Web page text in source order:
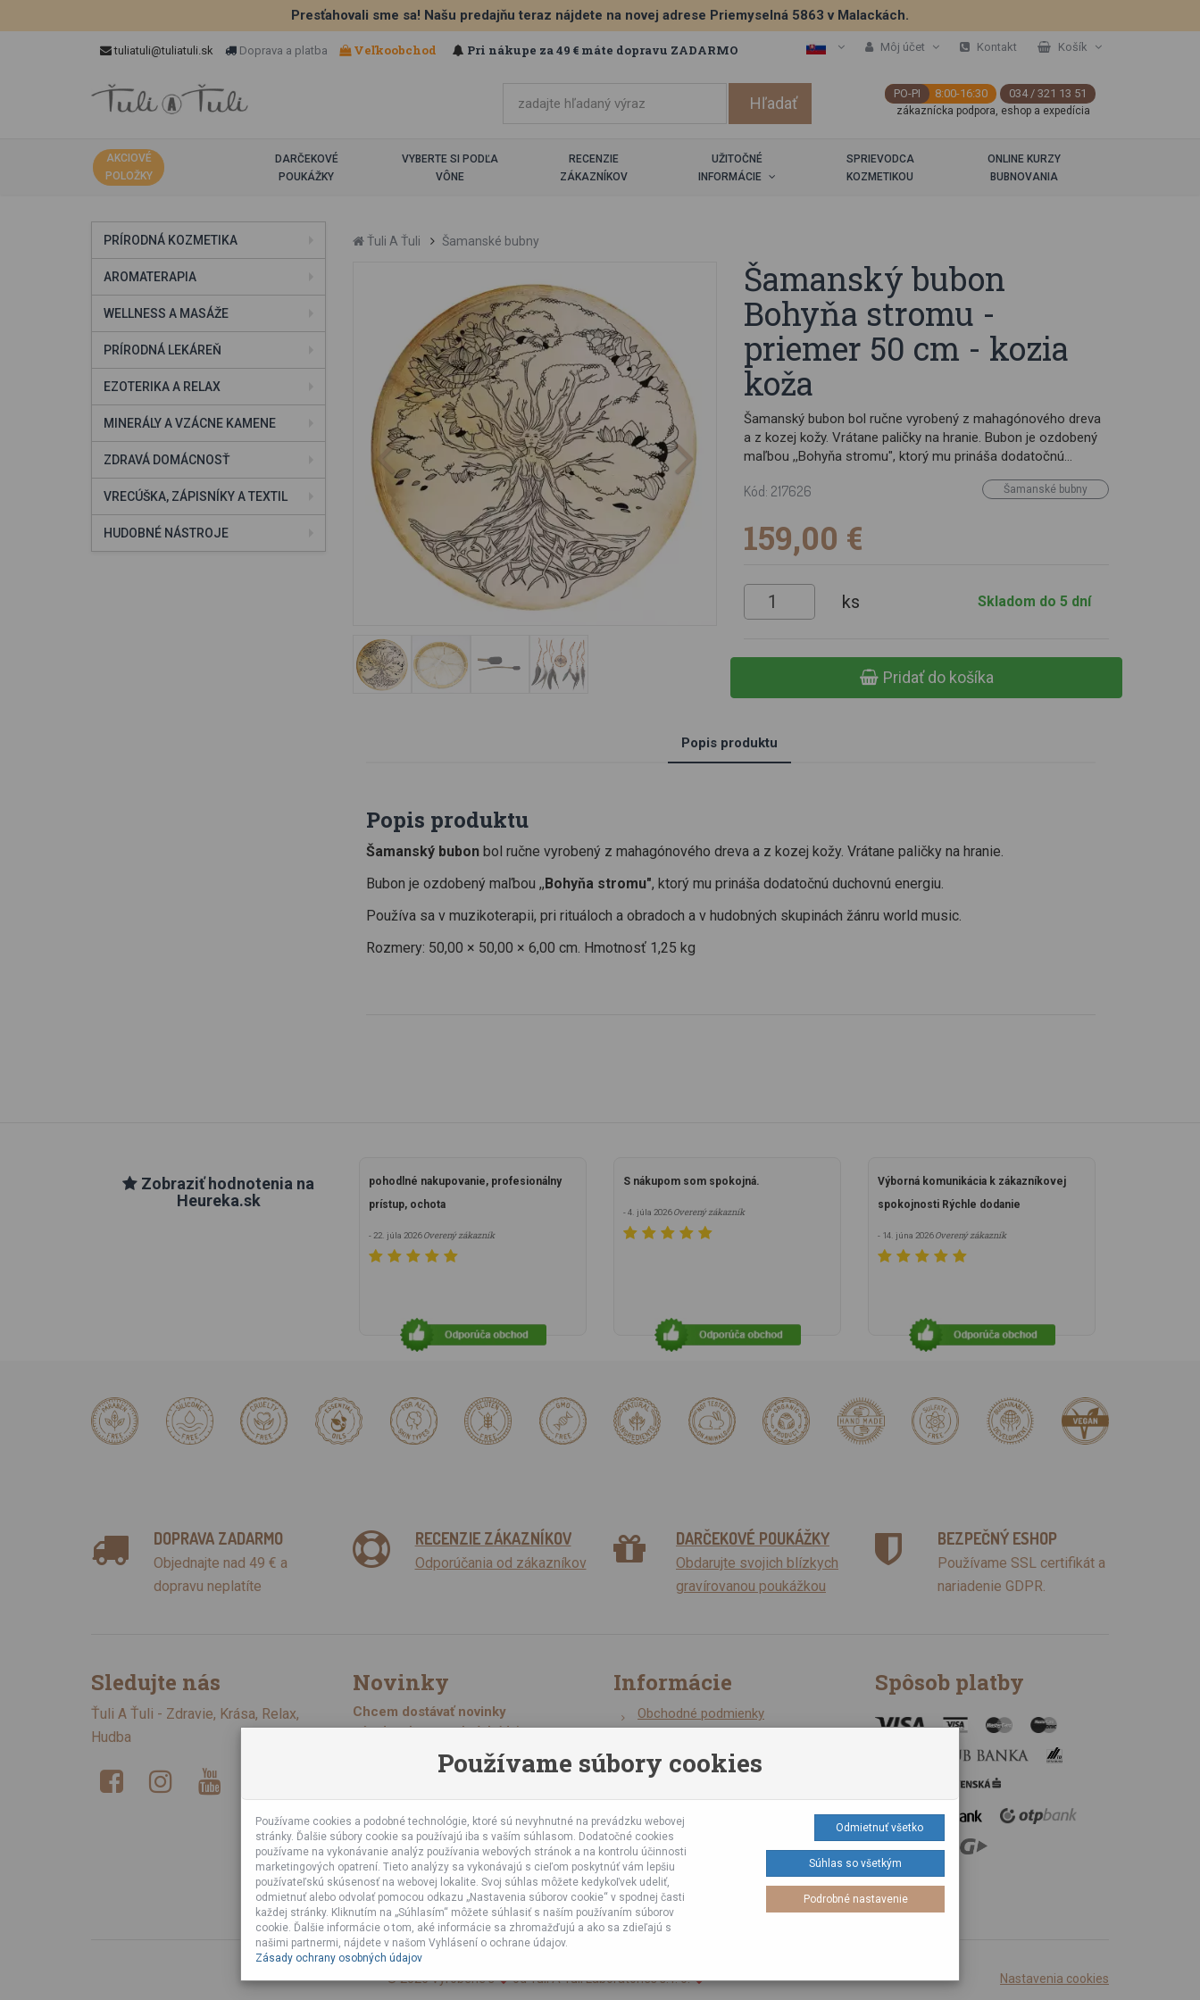
Presťahovali sme sa! Našu predajňu teraz nájdete na novej adrese Priemyselná 5863 v Malackách.
tuliatuli@tuliatuli.sk Doprava a platba Veľkoobchod Pri nákupe za 49 € máte dopravu ZADARMO Môj účet Kontakt Košík
PO-PI 8:00-16:30 034 / 321 13 51
zákaznícka podpora, eshop a expedícia
AKCIOVÉ
POLOŽKY
DARČEKOVÉ
POUKÁŽKY
VYBERTE SI PODĽA
VÔNE
RECENZIE
ZÁKAZNÍKOV
UŽITOČNÉ
INFORMÁCIE
SPRIEVODCA
KOZMETIKOU
ONLINE KURZY
BUBNOVANIA
PRÍRODNÁ KOZMETIKA
AROMATERAPIA
WELLNESS A MASÁŽE
PRÍRODNÁ LEKÁREŇ
EZOTERIKA A RELAX
MINERÁLY A VZÁCNE KAMENE
ZDRAVÁ DOMÁCNOSŤ
VRECÚŠKA, ZÁPISNÍKY A TEXTIL
HUDOBNÉ NÁSTROJE
Ťuli A Ťuli Šamanské bubny
Šamanský bubon
Bohyňa stromu -
priemer 50 cm - kozia
koža
Šamanský bubon bol ručne vyrobený z mahagónového dreva
a z kozej kožy. Vrátane paličky na hranie. Bubon je ozdobený
maľbou ,,Bohyňa stromu", ktorý mu prináša dodatočnú
obradoch a v hudobných skupinách žánru world music.
Kód: 217626 Šamanské bubny
159,00 €
ks Skladom do 5 dní
Pridať do košíka
Popis produktu
Popis produktu
Šamanský bubonbol ručne vyrobený z mahagónového dreva a z kozej kožy. Vrátane paličky na hranie.
Bubon je ozdobený maľbou ,,Bohyňa stromu", ktorý mu prináša dodatočnú duchovnú energiu.
Používa sa v muzikoterapii, pri rituáloch a obradoch a v hudobných skupinách žánru world music.
Rozmery: 50,00 × 50,00 × 6,00 cm. Hmotnosť 1,25 kg
Zobraziť hodnotenia na
Heureka.sk
pohodlné nakupovanie, profesionálny
prístup, ochota
- 22. júla 2026Overený zákazník
S nákupom som spokojná.
- 4. júla 2026Overený zákazník
Výborná komunikácia k zákazníkovej
spokojnosti Rýchle dodanie
- 14. júna 2026Overený zákazník
DOPRAVA ZADARMO
Objednajte nad 49 € a
dopravu neplatíte
RECENZIE ZÁKAZNÍKOV
Odporúčania od zákazníkov
DARČEKOVÉ POUKÁŽKY
Obdarujte svojich blízkych
gravírovanou poukážkou
BEZPEČNÝ ESHOP
Používame SSL certifikát a
nariadenie GDPR.
Sledujte nás
Ťuli A Ťuli - Zdravie, Krása, Relax,
Hudba
Novinky
Chcem dostávať novinky
Zásady ochrany osobných údajov
Informácie
Obchodné podmienky
Online kurzy bubnovania
Napísali o nás
Poznáte nás z TV a Rádia
Partnerské predajne
Testy výrobkov
Ekológia
Veľkoobchod
Spôsob platby
© 2026 Vyrobené s od Tuli A Tuli Laboratories s. r. o. Nastavenia cookies
Používame súbory cookies
Používame cookies a podobné technológie, ktoré sú nevyhnutné na prevádzku webovej
stránky. Ďalšie súbory cookie sa používajú iba s vaším súhlasom. Dodatočné cookies
používame na vykonávanie analýz používania webových stránok a na kontrolu účinnosti
marketingových opatrení. Tieto analýzy sa vykonávajú s cieľom poskytnúť vám lepšiu
používateľskú skúsenosť na webovej lokalite. Svoj súhlas môžete kedykoľvek udeliť,
odmietnuť alebo odvolať pomocou odkazu „Nastavenia súborov cookie“ v spodnej časti
každej stránky. Kliknutím na „Súhlasím“ môžete súhlasiť s naším používaním súborov
cookie. Ďalšie informácie o tom, aké informácie sa zhromažďujú a ako sa zdieľajú s
našimi partnermi, nájdete v našom Vyhlásení o ochrane údajov.
Zásady ochrany osobných údajov
Odmietnuť všetko
Súhlas so všetkým
Podrobné nastavenie